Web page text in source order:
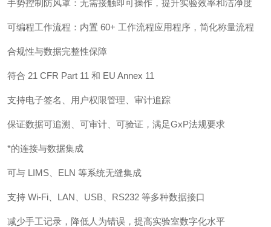
手势控制防风罩：无需接触即可操作，提升实验效率和洁净度
可编程工作流程：内置 60+ 工作流程应用程序，简化称量流程
合规性与数据完整性保障
符合 21 CFR Part 11 和 EU Annex 11
支持电子签名、用户权限管理、审计追踪
保证数据可追溯、可审计、可验证，满足GxP法规要求
*的连接与数据集成
可与 LIMS、ELN 等系统无缝集成
支持 Wi-Fi、LAN、USB、RS232 等多种数据接口
减少手工记录，降低人为错误，提高实验室数字化水平